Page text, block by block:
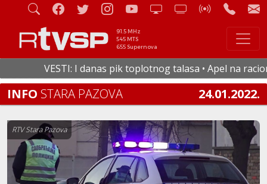
91.5 MHz
545 MTS
655 Supernova
VESTI: I danas pik toplotnog talasa • Apel na
INFO STARA PAZOVA 24.01.2022.
RTV Stara Pazova